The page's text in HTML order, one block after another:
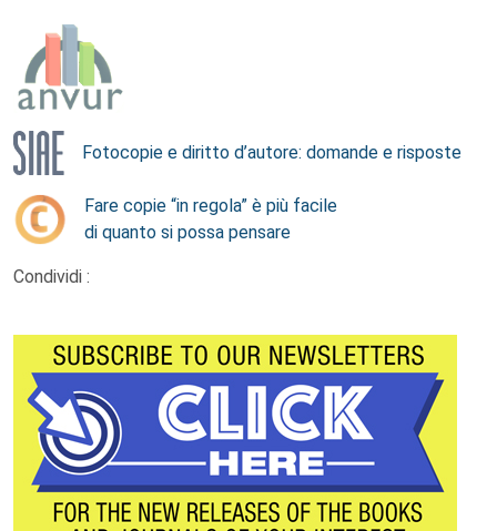
Fotocopie e diritto d’autore: domande e risposte
Fare copie “in regola” è più facile
di quanto si possa pensare
Condividi :